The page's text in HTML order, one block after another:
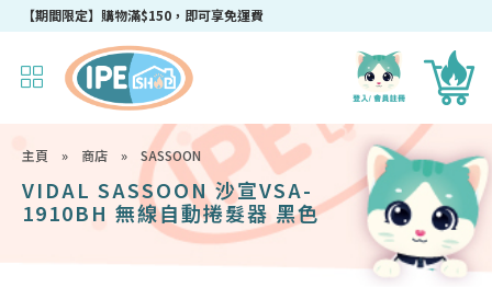
【期間限定】購物滿$150，即可享免運費
成為IPEshop會員，新會員即可獲得迎新$50購物優惠碼！
主頁 » 商店 » SASSOON
VIDAL SASSOON 沙宣VSA-
1910BH 無線自動捲髮器 黑色